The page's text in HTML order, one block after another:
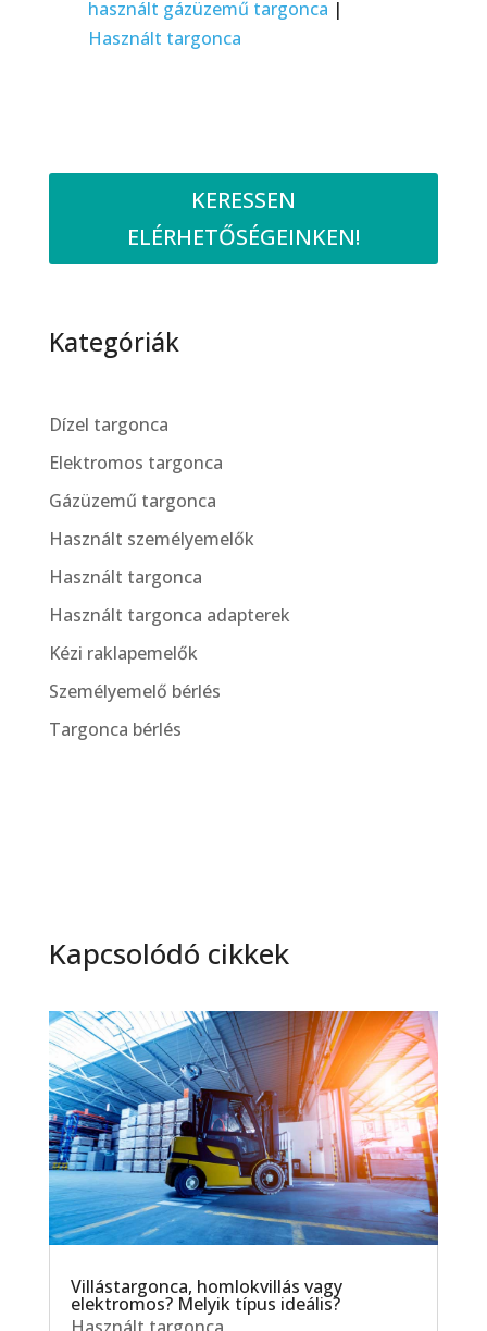
használt gázüzemű targonca |
Használt targonca
KERESSEN
ELÉRHETŐSÉGEINKEN!
Kategóriák
Dízel targonca
Elektromos targonca
Gázüzemű targonca
Használt személyemelők
Használt targonca
Használt targonca adapterek
Kézi raklapemelők
Személyemelő bérlés
Targonca bérlés
Kapcsolódó cikkek
Villástargonca, homlokvillás vagy
elektromos? Melyik típus ideális?